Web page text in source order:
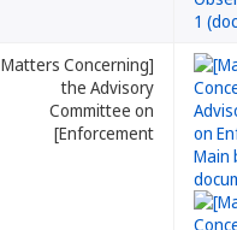
[Matters Concerning
the Advisory
Committee on
Enforcement]